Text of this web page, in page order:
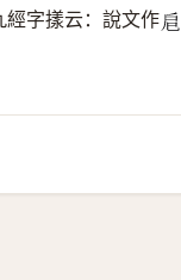
字㨾云：說文作𢨪